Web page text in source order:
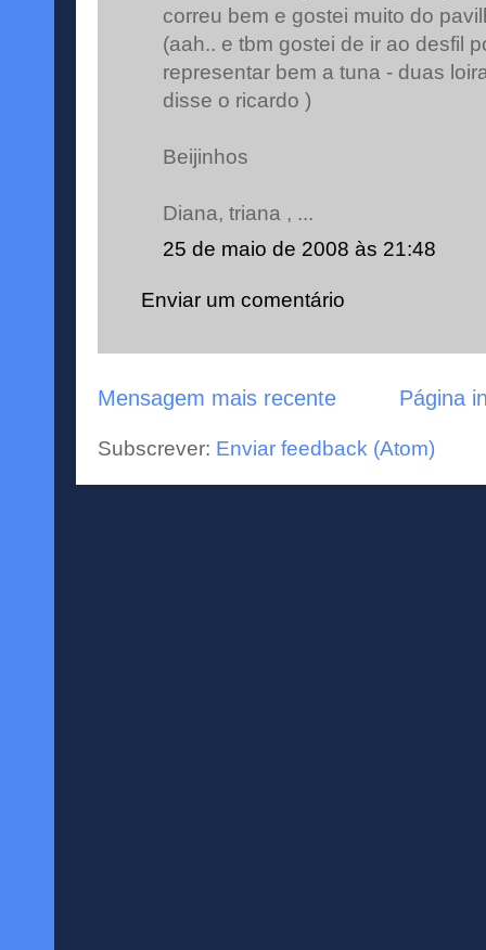
correu bem e gostei muito do
(aah.. e tbm gostei de ir ao desfil
representar bem a tuna - duas
disse o ricardo )
Beijinhos
Diana, triana , ...
25 de maio de 2008 às 21:48
Enviar um comentário
Mensagem mais recente Página
Subscrever: Enviar feedback (Atom)